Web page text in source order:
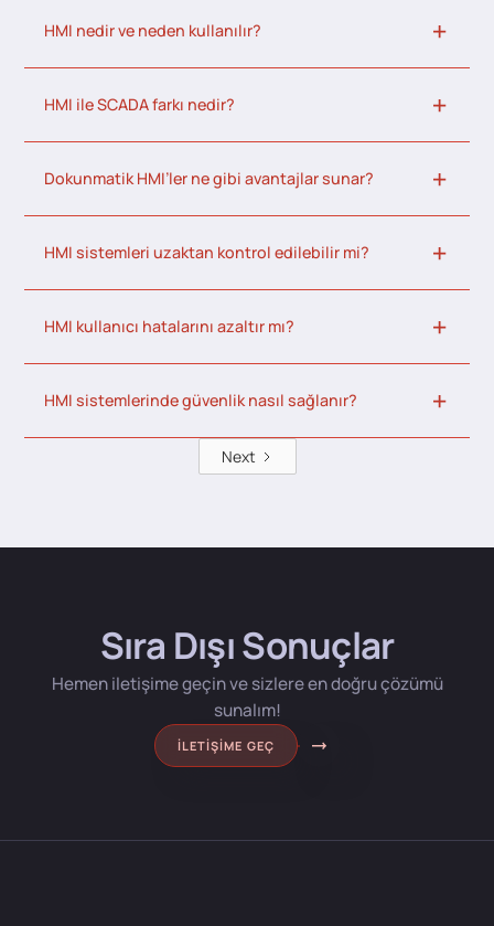
HMI nedir ve neden kullanılır?
HMI ile SCADA farkı nedir?
Dokunmatik HMI’ler ne gibi avantajlar sunar?
HMI sistemleri uzaktan kontrol edilebilir mi?
HMI kullanıcı hatalarını azaltır mı?
HMI sistemlerinde güvenlik nasıl sağlanır?
Next
Sıra Dışı Sonuçlar
Hemen iletişime geçin ve sizlere en doğru çözümü
sunalım!
İLETIŞIME GEÇ